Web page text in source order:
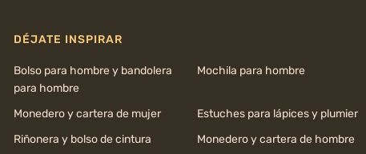
DÉJATE INSPIRAR
Bolso para hombre y bandolera
para hombre
Mochila para hombre
Monedero y cartera de mujer Estuches para lápices y plumier
Riñonera y bolso de cintura
Monedero y cartera de hombre